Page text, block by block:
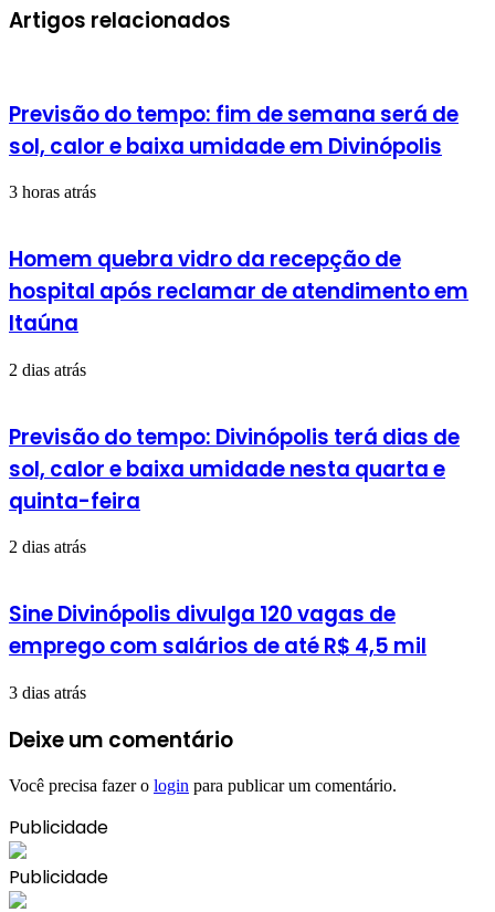
Artigos relacionados
Previsão do tempo: fim de semana será de
sol, calor e baixa umidade em Divinópolis
3 horas atrás
Homem quebra vidro da recepção de
hospital após reclamar de atendimento em
Itaúna
2 dias atrás
Previsão do tempo: Divinópolis terá dias de
sol, calor e baixa umidade nesta quarta e
quinta-feira
2 dias atrás
Sine Divinópolis divulga 120 vagas de
emprego com salários de até R$ 4,5 mil
3 dias atrás
Deixe um comentário
Você precisa fazer o login para publicar um comentário.
Publicidade
Publicidade